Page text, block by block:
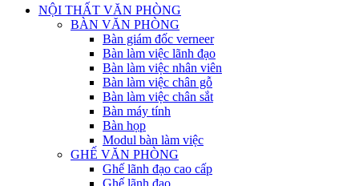
NỘI THẤT VĂN PHÒNG
BÀN VĂN PHÒNG
Bàn giám đốc verneer
Bàn làm việc lãnh đạo
Bàn làm việc nhân viên
Bàn làm việc chân gỗ
Bàn làm việc chân sắt
Bàn máy tính
Bàn họp
Modul bàn làm việc
GHẾ VĂN PHÒNG
Ghế lãnh đạo cao cấp
Ghế lãnh đạo